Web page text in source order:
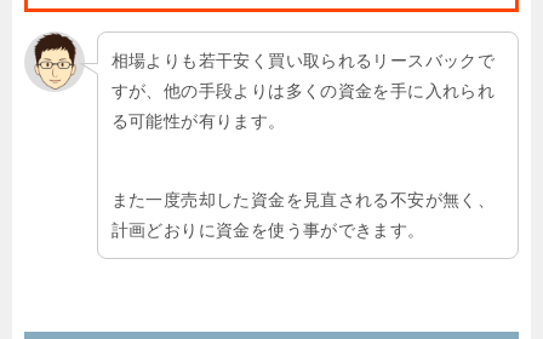
相場よりも若干安く買い取られるリースバックで
すが、他の手段よりは多くの資金を手に入れられ
る可能性が有ります。
また一度売却した資金を見直される不安が無く、
計画どおりに資金を使う事ができます。